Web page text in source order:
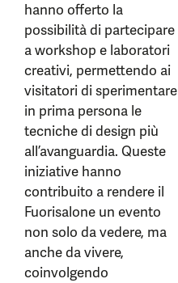
hanno offerto la
possibilità di partecipare
a workshop e laboratori
creativi, permettendo ai
visitatori di sperimentare
in prima persona le
tecniche di design più
all’avanguardia. Queste
iniziative hanno
contribuito a rendere il
Fuorisalone un evento
non solo da vedere, ma
anche da vivere,
coinvolgendo